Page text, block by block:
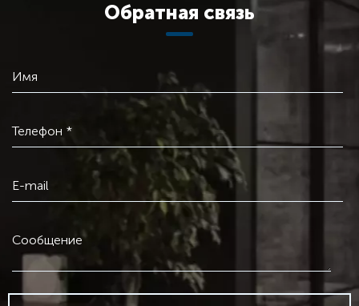
Обратная связь
Имя
Телефон *
E-mail
Сообщение